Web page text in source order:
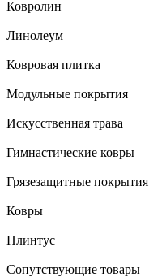
Ковролин
Линолеум
Ковровая плитка
Модульные покрытия
Искусственная трава
Гимнастические ковры
Грязезащитные покрытия
Ковры
Плинтус
Сопутствующие товары